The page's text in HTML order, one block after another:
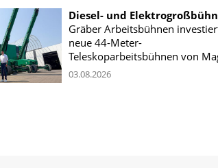
Diesel- und
Gräber Arbeitsbühnen
neue 44-Meter-
Teleskoparbeitsbühnen von
03.08.2026